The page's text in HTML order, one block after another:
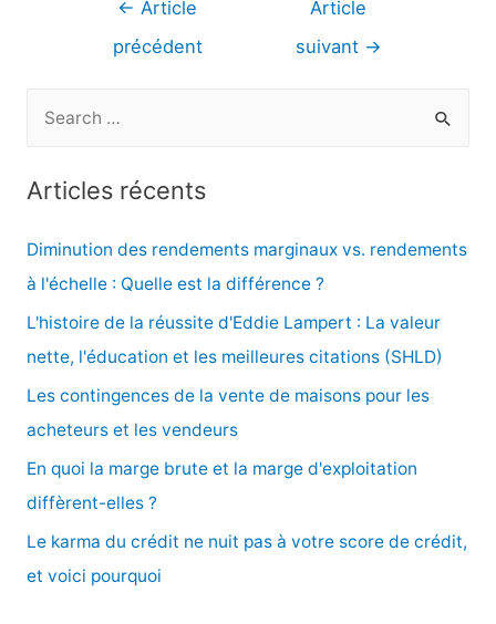
l’article
← Article
précédent
Article
suivant →
e
r
c
:
Articles récents
Diminution des rendements marginaux vs. rendements
à l'échelle : Quelle est la différence ?
L'histoire de la réussite d'Eddie Lampert : La valeur
nette, l'éducation et les meilleures citations (SHLD)
Les contingences de la vente de maisons pour les
acheteurs et les vendeurs
En quoi la marge brute et la marge d'exploitation
diffèrent-elles ?
Le karma du crédit ne nuit pas à votre score de crédit,
et voici pourquoi